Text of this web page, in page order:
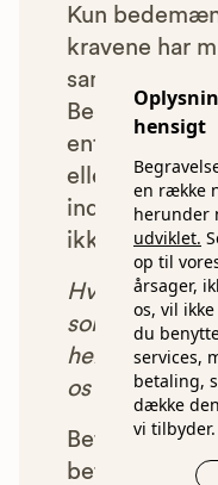
hensigt
en række
herunder
udviklet.
op til
årsager,
os, vil
du
services,
betaling,
dække
vi tilbyder.
Kun
kravene har
samarbejde
enten ikke
eller som af
indgået et
ikke blive vist
Hver gang
som vi har
henvist dig
os et beløb
Betalingen
betyder, at